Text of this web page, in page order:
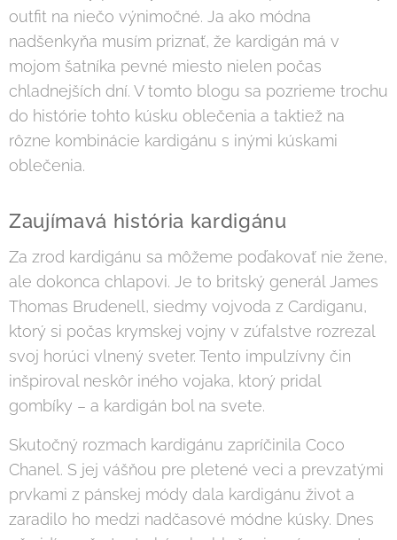
outfit na niečo výnimočné. Ja ako módna
nadšenkyňa musím priznať, že kardigán má v
mojom šatníka pevné miesto nielen počas
chladnejších dní. V tomto blogu sa pozrieme trochu
do histórie tohto kúsku oblečenia a taktiež na
rôzne kombinácie kardigánu s inými kúskami
oblečenia.
Zaujímavá história kardigánu
Za zrod kardigánu sa môžeme poďakovať nie žene,
ale dokonca chlapovi. Je to britský generál James
Thomas Brudenell, siedmy vojvoda z Cardiganu,
ktorý si počas krymskej vojny v zúfalstve rozrezal
svoj horúci vlnený sveter. Tento impulzívny čin
inšpiroval neskôr iného vojaka, ktorý pridal
gombíky – a kardigán bol na svete.
Skutočný rozmach kardigánu zapríčinila Coco
Chanel. S jej vášňou pre pletené veci a prevzatými
prvkami z pánskej módy dala kardigánu život a
zaradilo ho medzi nadčasové módne kúsky. Dnes